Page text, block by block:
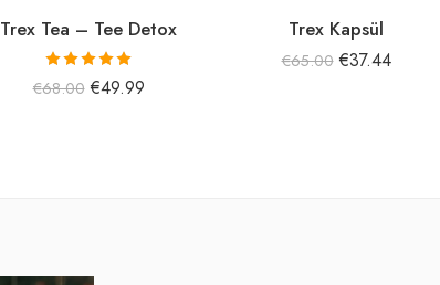
Trex Tea – Tee Detox
5 üzerinden
5.00oy aldı
€68.00 €49.99
Trex Kapsül
€65.00 €37.44